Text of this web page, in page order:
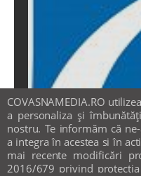
COVASNAMEDIA.RO
a personaliza și
nostru. Te informăm că
a integra în acestea si în
mai recente modificări
2016/679 privind